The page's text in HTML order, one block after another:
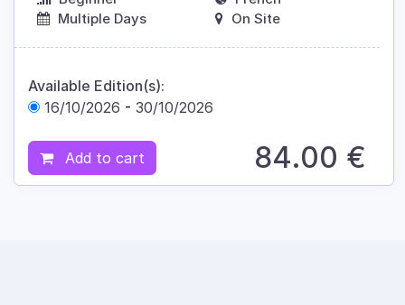
Multiple Days
On Site
Available Edition(s):
16/10/2026 - 30/10/2026
Add to cart 84.00 €